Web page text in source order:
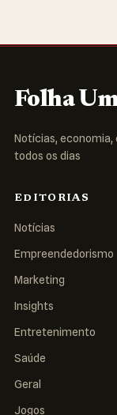
Folha
Notícias,
todos os dias
EDITORIAS
Notícias
Empreendedorismo
Marketing
Insights
Entretenimento
Saúde
Geral
Jogos